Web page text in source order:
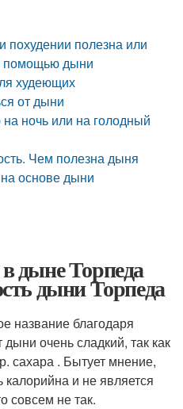
полезна или
помощью дыни
худеющих
от дыни
ночь или на голодный
Чем полезна дыня
основе дыни
дыне Торпеда
дыни Торпеда
название благодаря
очень сладкий, так как
сахара . Бытует мнение,
калорийна и не является
совсем не так.